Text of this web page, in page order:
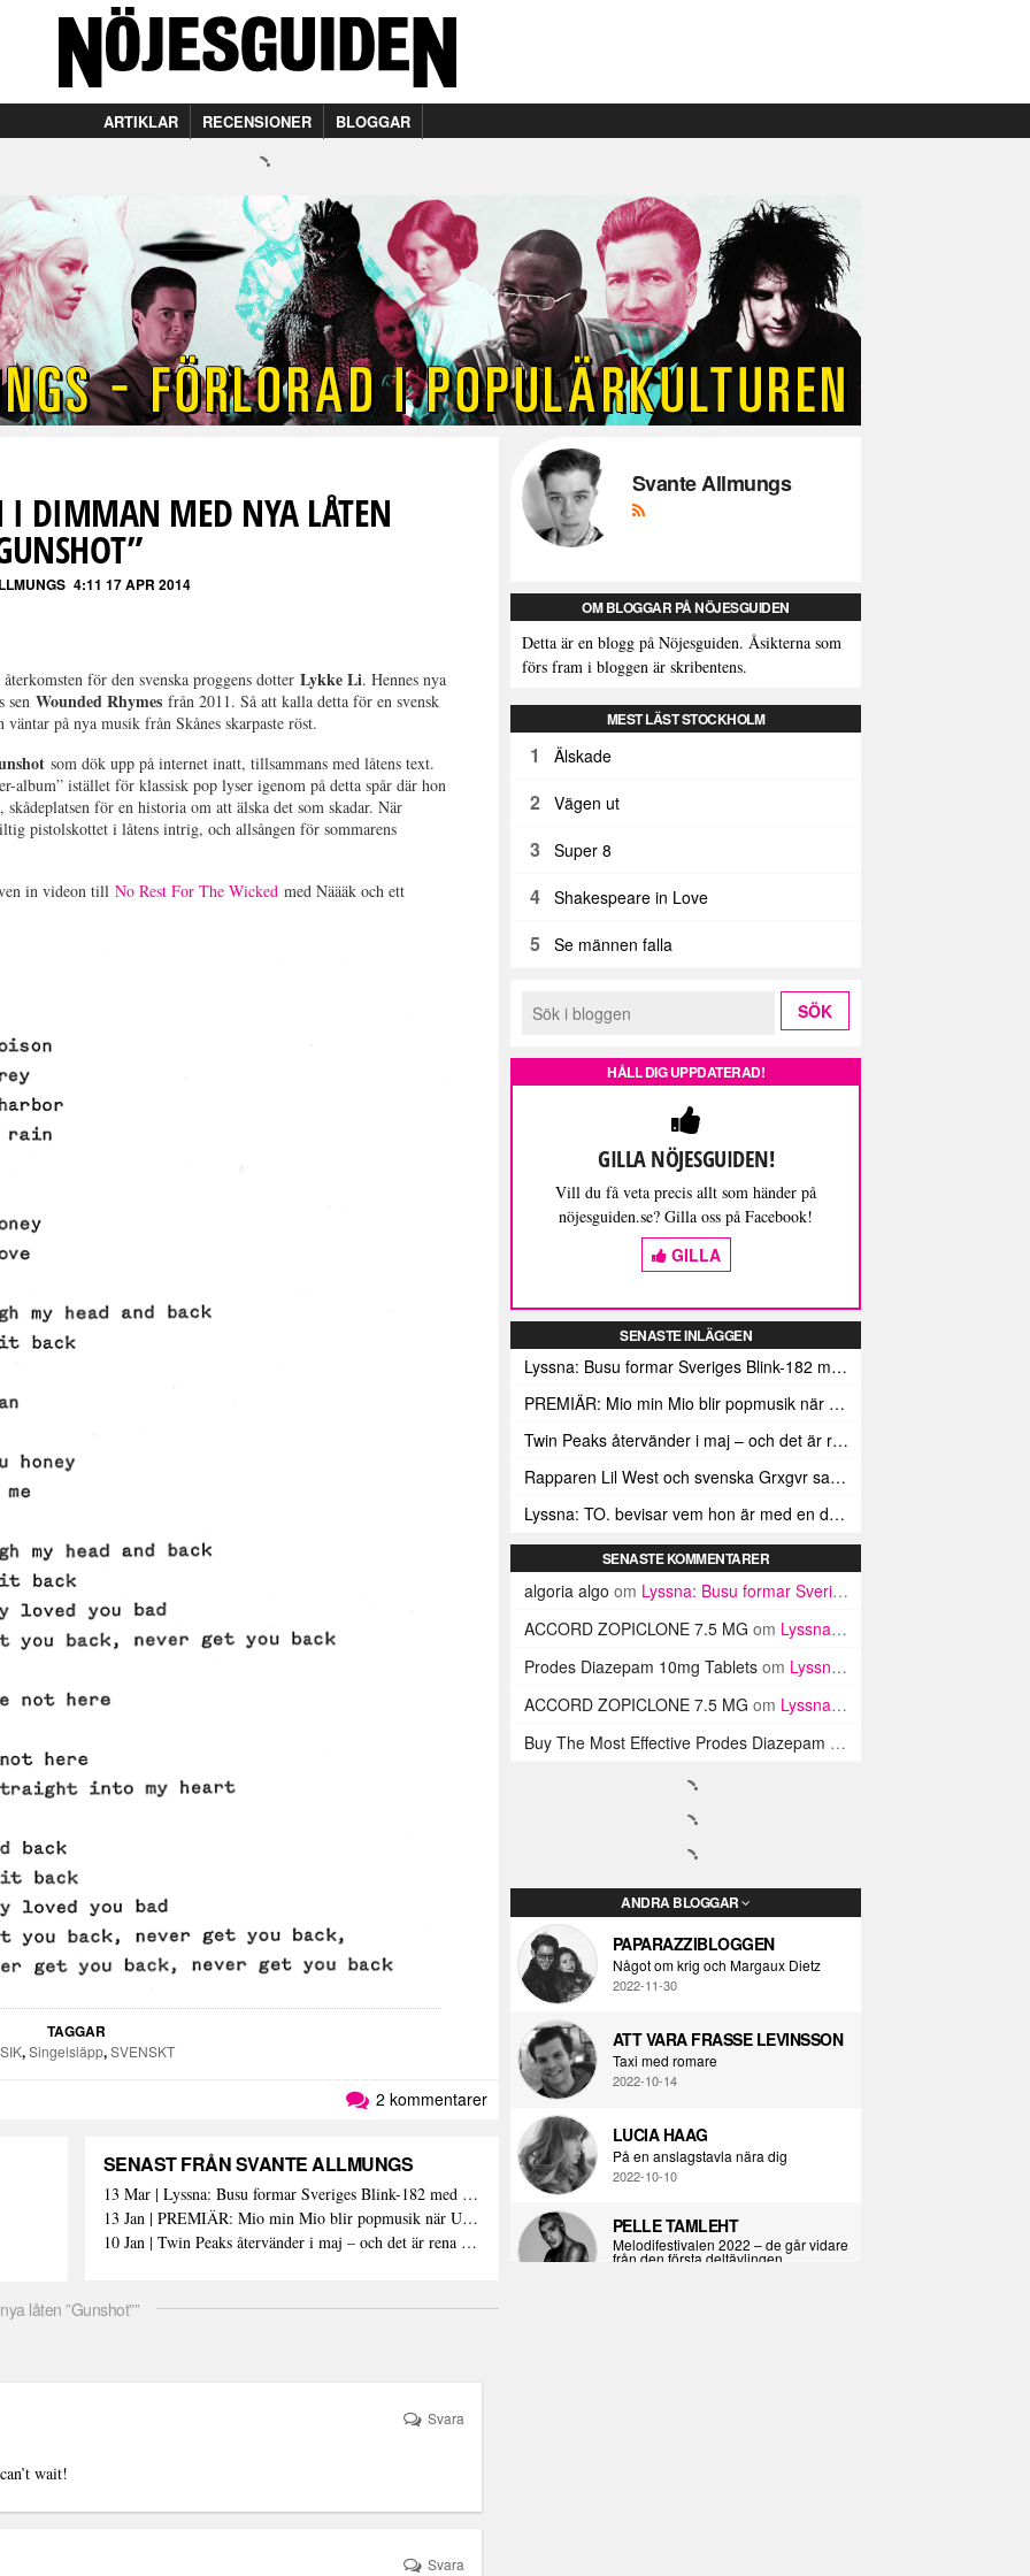
ARTIKLAR RECENSIONER BLOGGAR
I DIMMAN MED NYA LÅTEN
4:11 17 APR 2014
för den svenska proggens dotterLykke Li. Hennes nya
senWounded Rhymes från 2011. Så att kalla detta för en svensk
på nya musik från Skånes skarpaste röst.
som dök upp på internet inatt, tillsammans med låtens text.
album” istället för klassisk pop lyser igenom på detta spår där hon
för en historia om att älska det som skadar. När
pistolskottet i låtens intrig, och allsången för sommarens
in videon tillNo Rest For The Wicked med Näääk och ett
TAGGAR
,Singelsläpp,SVENSKT
2 kommentarer
SENAST FRÅN SVANTE ALLMUNGS
13 Mar | Lyssna: Busu formar Sveriges Blink-182 med sin nya pop-punk-rap-låt
13 Jan | PREMIÄR: Mio min Mio blir popmusik när Ungdom släpper sin debutvideo
10 Jan | Twin Peaks återvänder i maj – och det är rena heroinet enligt Showtimes boss
låten ”Gunshot””
wait!
Svara
Svara
Svante Allmungs
OM BLOGGAR PÅ NÖJESGUIDEN
Detta är en blogg på Nöjesguiden. Åsikterna som
förs fram i bloggen är skribentens.
MEST LÄST STOCKHOLM
1 Älskade
2 Vägen ut
3 Super 8
4 Shakespeare in Love
5 Se männen falla
HÅLL DIG UPPDATERAD!
GILLA NÖJESGUIDEN!
Vill du få veta precis allt som händer på
nöjesguiden.se? Gilla oss på Facebook!
GILLA
SENASTE INLÄGGEN
Lyssna: Busu formar Sveriges Blink-182 med sin nya pop-punk-rap-låt
PREMIÄR: Mio min Mio blir popmusik när Ungdom släpper sin debutvideo
Twin Peaks återvänder i maj – och det är rena heroinet enligt Showtimes boss
Rapparen Lil West och svenska Grxgvr samarbetar på den egensinniga bangern Lie To You
Lyssna: TO. bevisar vem hon är med en debut gjord för framtiden
SENASTE KOMMENTARER
algoria algo om Lyssna: Busu formar Sveriges Blink-182 med sin nya pop-punk-rap-låt
ACCORD ZOPICLONE 7.5 MG om Lyssna: Busu formar Sveriges Blink-182 med sin nya pop-punk-rap-låt
Prodes Diazepam 10mg Tablets om Lyssna: Busu formar Sveriges Blink-182 med sin nya pop-punk-rap-låt
ACCORD ZOPICLONE 7.5 MG om Lyssna: Busu formar Sveriges Blink-182 med sin nya pop-punk-rap-låt
Buy The Most Effective Prodes Diazepam Tablets In UK
ANDRA BLOGGAR
PAPARAZZIBLOGGEN
Något om krig och Margaux Dietz
2022-11-30
ATT VARA FRASSE LEVINSSON
Taxi med romare
2022-10-14
LUCIA HAAG
På en anslagstavla nära dig
2022-10-10
PELLE TAMLEHT
Melodifestivalen 2022 – de går vidare
från den första deltävlingen